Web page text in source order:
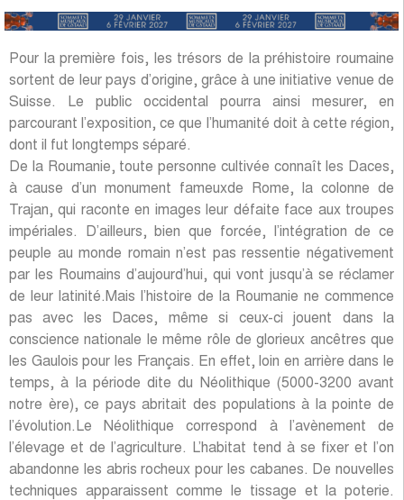
Pour la première fois, les trésors de la préhistoire roumaine
sortent de leur pays d’origine, grâce à une initiative venue de
Suisse. Le public occidental pourra ainsi mesurer, en
parcourant l’exposition, ce que l’humanité doit à cette région,
dont il fut longtemps séparé.
De la Roumanie, toute personne cultivée connaît les Daces,
à cause d’un monument fameuxde Rome, la colonne de
Trajan, qui raconte en images leur défaite face aux troupes
impériales. D’ailleurs, bien que forcée, l’intégration de ce
peuple au monde romain n’est pas ressentie négativement
par les Roumains d’aujourd’hui, qui vont jusqu’à se réclamer
de leur latinité.Mais l’histoire de la Roumanie ne commence
pas avec les Daces, même si ceux-ci jouent dans la
conscience nationale le même rôle de glorieux ancêtres que
les Gaulois pour les Français. En effet, loin en arrière dans le
temps, à la période dite du Néolithique (5000-3200 avant
notre ère), ce pays abritait des populations à la pointe de
l’évolution.Le Néolithique correspond à l’avènement de
l’élevage et de l’agriculture. L’habitat tend à se fixer et l’on
abandonne les abris rocheux pour les cabanes. De nouvelles
techniques apparaissent comme le tissage et la poterie.